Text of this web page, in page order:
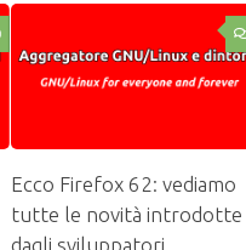
Ecco Firefox 62: vediamo
tutte le novità introdotte
dagli sviluppatori